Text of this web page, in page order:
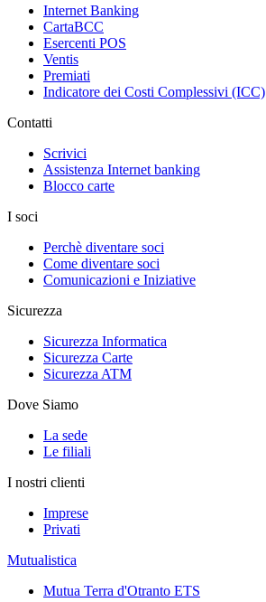
Internet Banking
CartaBCC
Esercenti POS
Ventis
Premiati
Indicatore dei Costi Complessivi (ICC)
Contatti
Scrivici
Assistenza Internet banking
Blocco carte
I soci
Perchè diventare soci
Come diventare soci
Comunicazioni e Iniziative
Sicurezza
Sicurezza Informatica
Sicurezza Carte
Sicurezza ATM
Dove Siamo
La sede
Le filiali
I nostri clienti
Imprese
Privati
Mutualistica
Mutua Terra d'Otranto ETS